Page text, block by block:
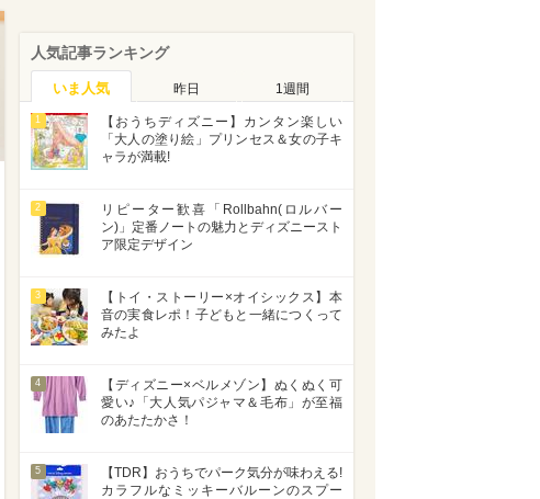
人気記事ランキング
いま人気 昨日 1週間
1
【おうちディズニー】カンタン楽しい
「大人の塗り絵」プリンセス＆女の子キ
ャラが満載!
2
リピーター歓喜「Rollbahn(ロルバー
ン)」定番ノートの魅力とディズニースト
ア限定デザイン
3
【トイ・ストーリー×オイシックス】本
音の実食レポ！子どもと一緒につくって
みたよ
4
【ディズニー×ベルメゾン】ぬくぬく可
愛い♪「大人気パジャマ＆毛布」が至福
のあたたかさ！
5
【TDR】おうちでパーク気分が味わえる!
カラフルなミッキーバルーンのスプー